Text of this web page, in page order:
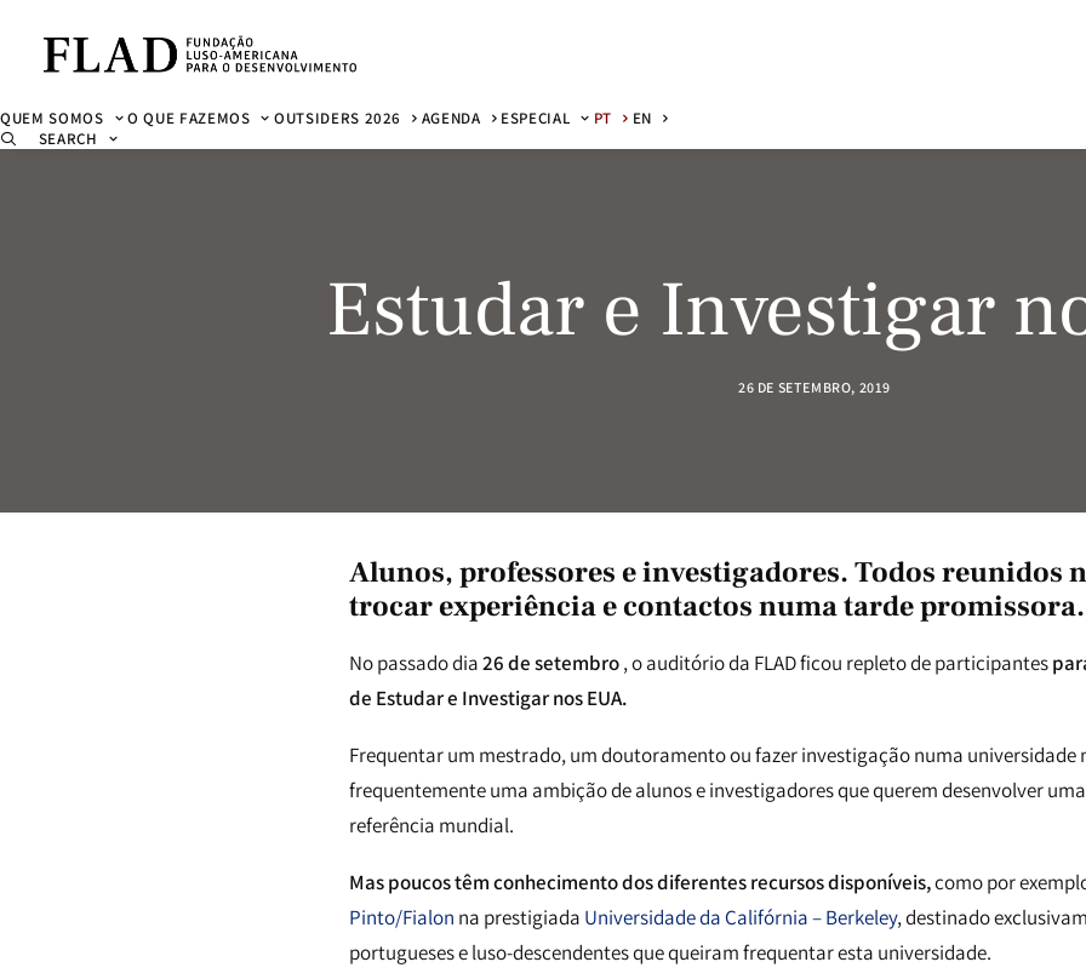
QUEM SOMOS O QUE FAZEMOS OUTSIDERS 2026 AGENDA ESPECIAL PT
EN
SEARCH
Estudar e Investigar
26 DE SETEMBRO, 2019
Alunos, professores e investigadores. Todos reunidos
trocar experiência e contactos numa tarde promissora.
No passado dia26 de setembro, o auditório da FLAD ficou repleto de participantes
de Estudar e Investigar nos EUA.
Frequentar um mestrado, um doutoramento ou fazer investigação numa universidade
frequentemente uma ambição de alunos e investigadores que querem desenvolver
referência mundial.
Mas poucos têm conhecimento dos diferentes recursos disponíveis,como por
Pinto/Fialon na prestigiada Universidade da Califórnia – Berkeley, destinado
portugueses e luso-descendentes que queiram frequentar esta universidade.